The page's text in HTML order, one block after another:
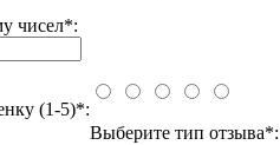
чисел*:
(1-5)*:
Выберите тип отзыва*: